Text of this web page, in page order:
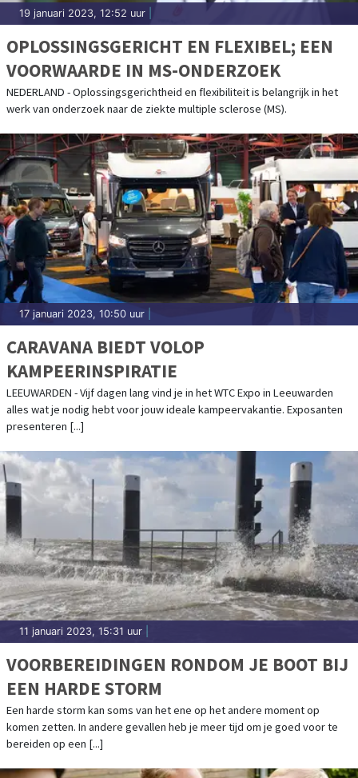
19 januari 2023, 12:52 uur
OPLOSSINGSGERICHT EN FLEXIBEL; EEN
VOORWAARDE IN MS-ONDERZOEK
NEDERLAND - Oplossingsgerichtheid en flexibiliteit is belangrijk in het
werk van onderzoek naar de ziekte multiple sclerose (MS).
17 januari 2023, 10:50 uur
CARAVANA BIEDT VOLOP
KAMPEERINSPIRATIE
LEEUWARDEN - Vijf dagen lang vind je in het WTC Expo in Leeuwarden
alles wat je nodig hebt voor jouw ideale kampeervakantie. Exposanten
presenteren [...]
11 januari 2023, 15:31 uur
VOORBEREIDINGEN RONDOM JE BOOT BIJ
EEN HARDE STORM
Een harde storm kan soms van het ene op het andere moment op
komen zetten. In andere gevallen heb je meer tijd om je goed voor te
bereiden op een [...]